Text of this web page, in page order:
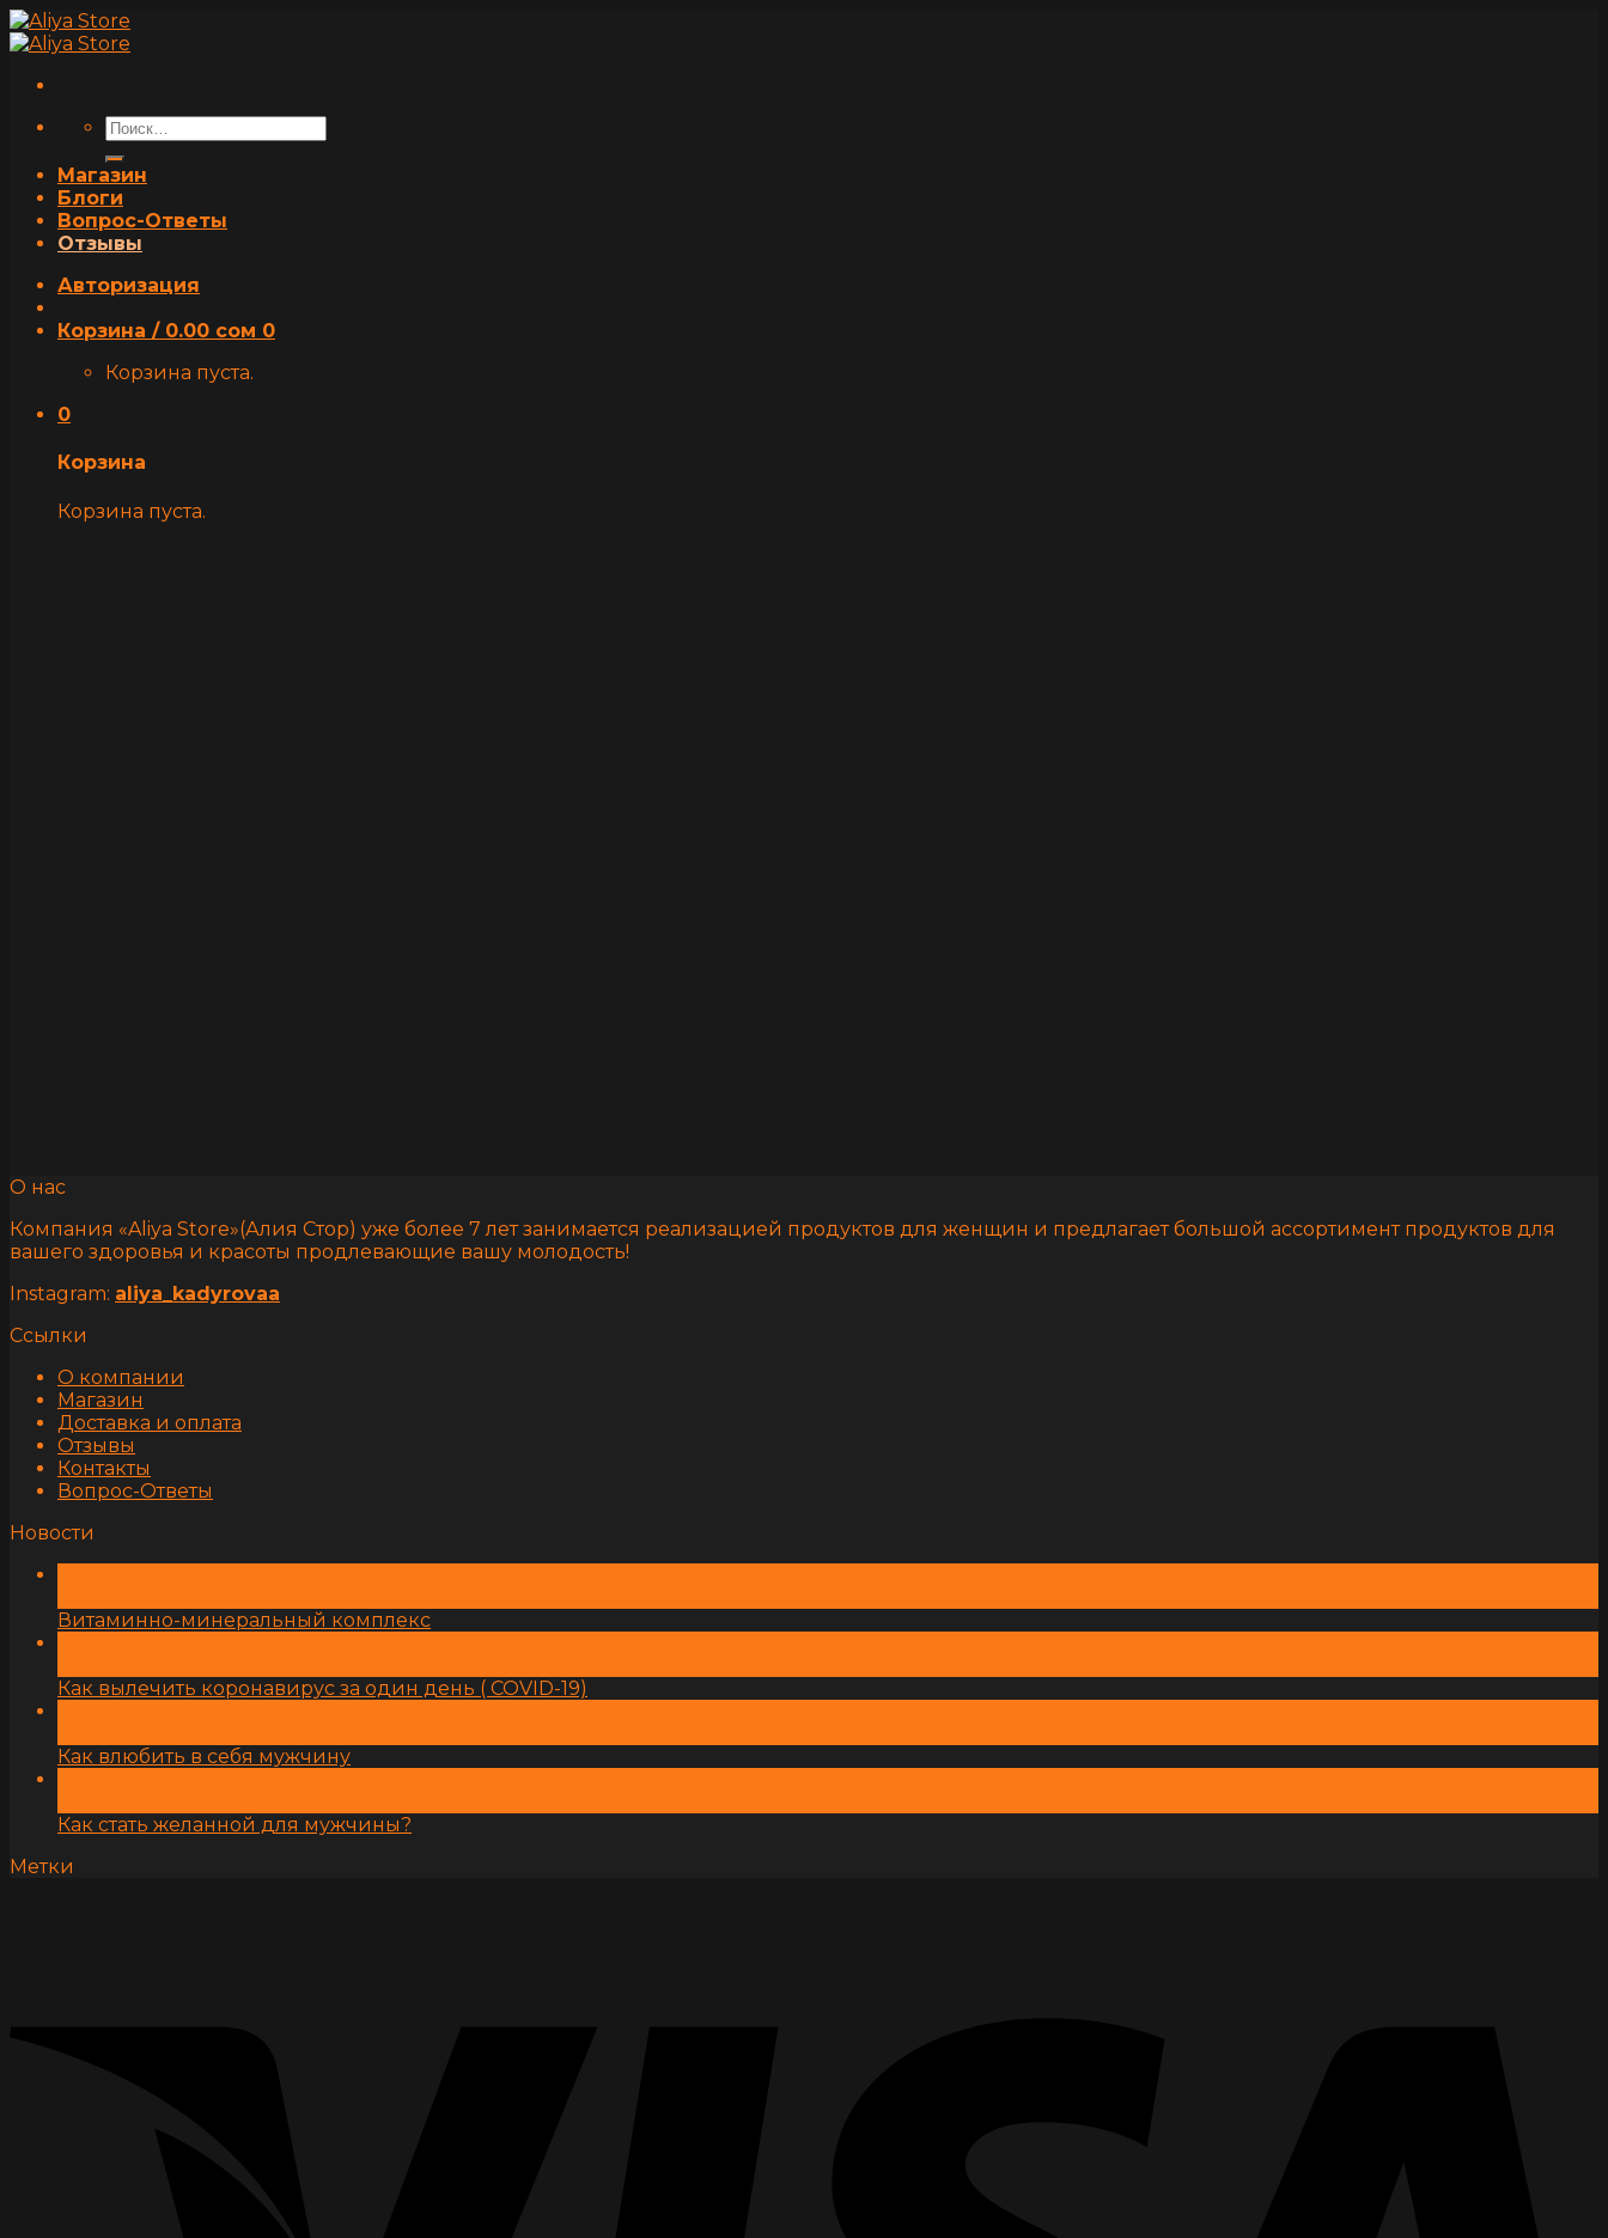
Skip
to
Искать:
Магазин
Блоги
Вопрос-Ответы
Отзывы
Авторизация
Корзина / 0.00 сом 0
Корзина пуста.
0
Корзина
Корзина пуста.
О нас
Компания «Aliya Store»(Алия Стор) уже более 7 лет занимается реализацией продуктов для женщин и предлагает большой ассортимент продуктов для
вашего здоровья и красоты продлевающие вашу молодость!
Instagram: aliya_kadyrovaa
Ссылки
О компании
Магазин
Доставка и оплата
Отзывы
Контакты
Вопрос-Ответы
Новости
Витаминно-минеральный комплекс
Как вылечить коронавирус за один день ( COVID-19)
Как влюбить в себя мужчину
Как стать желанной для мужчины?
Метки